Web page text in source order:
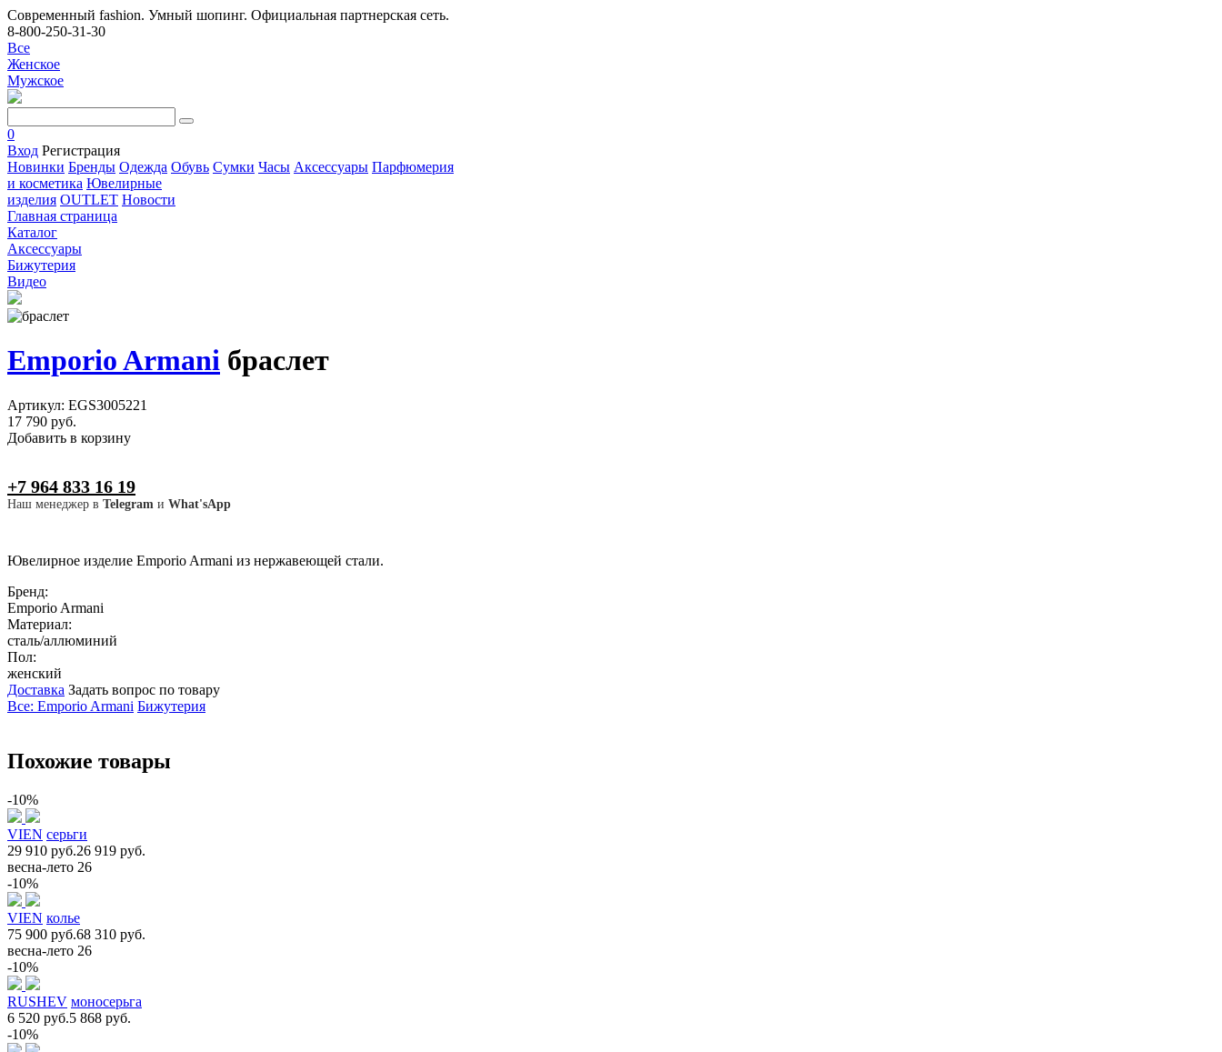
Современный fashion. Умный шопинг. Официальная партнерская сеть.
8-800-250-31-30
Все
Женское
Мужское
0
Вход Регистрация
Новинки Бренды Одежда Обувь Сумки Часы Аксессуары Парфюмерия
и косметика Ювелирные
изделия OUTLET Новости
Главная страница
Каталог
Аксессуары
Бижутерия
Видео
Emporio Armani браслет
Артикул: EGS3005221
17 790 руб.
Добавить в корзину
+7 964 833 16 19
Наш менеджер в Telegram и What'sApp
Ювелирное изделие Emporio Armani из нержавеющей стали.
Бренд:
Emporio Armani
Материал:
сталь/аллюминий
Пол:
женский
Доставка Задать вопрос по товару
Все: Emporio Armani Бижутерия
Похожие товары
-10%
VIEN серьги
29 910 руб.26 919 руб.
весна-лето 26
-10%
VIEN колье
75 900 руб.68 310 руб.
весна-лето 26
-10%
RUSHEV моносерьга
6 520 руб.5 868 руб.
-10%